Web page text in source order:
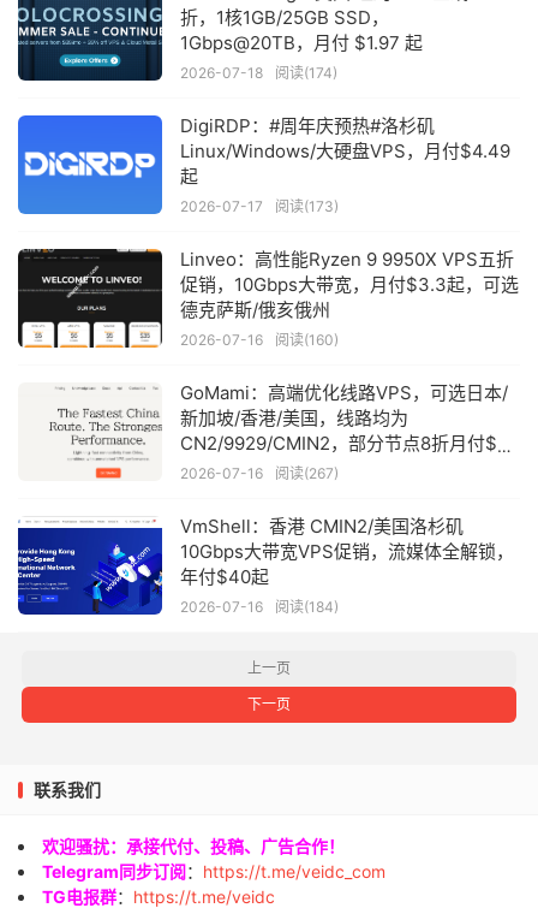
折，1核1GB/25GB SSD，
1Gbps@20TB，月付 $1.97 起
2026-07-18 阅读(174)
DigiRDP：#周年庆预热#洛杉矶
Linux/Windows/大硬盘VPS，月付$4.49
起
2026-07-17 阅读(173)
Linveo：高性能Ryzen 9 9950X VPS五折
促销，10Gbps大带宽，月付$3.3起，可选
德克萨斯/俄亥俄州
2026-07-16 阅读(160)
GoMami：高端优化线路VPS，可选日本/
新加坡/香港/美国，线路均为
CN2/9929/CMIN2，部分节点8折月付$23
起
2026-07-16 阅读(267)
VmShell：香港 CMIN2/美国洛杉矶
10Gbps大带宽VPS促销，流媒体全解锁，
年付$40起
2026-07-16 阅读(184)
上一页
下一页
联系我们
欢迎骚扰：承接代付、投稿、广告合作！
Telegram同步订阅： https://t.me/veidc_com
TG电报群： https://t.me/veidc